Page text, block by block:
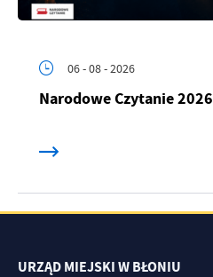
06 - 08 - 2026
Narodowe Czytanie 2026
URZĄD MIEJSKI W BŁONIU